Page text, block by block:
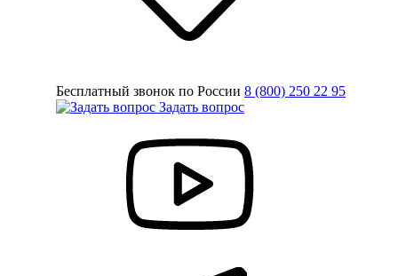
Бесплатный звонок по России 8 (800) 250 22 95
Задать вопрос